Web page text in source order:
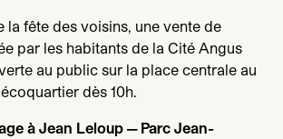
la fête des voisins, une vente de
par les habitants de la Cité Angus
au public sur la place centrale au
dès 10h.
à Jean Leloup — Parc Jean-